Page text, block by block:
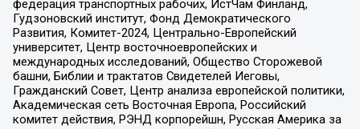
федерация транспортных рабочих, ИстЧам Финланд,
Гудзоновский институт, Фонд Демократического
Развития, Комитет-2024, Центрально-Европейский
университет, Центр восточноевропейских и
международных исследований, Общество Сторожевой
башни, Библии и трактатов Свидетелей Иеговы,
Гражданский Совет, Центр анализа европейской политики,
Академическая сеть Восточная Европа, Российский
комитет действия, РЭНД корпорейшн, Русская Америка за